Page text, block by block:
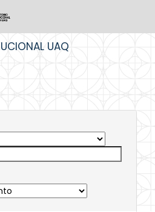
UAQ